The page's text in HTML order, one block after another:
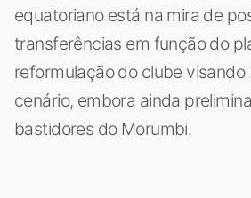
equatoriano está na mira de
transferências em função do
reformulação do clube visando
cenário, embora ainda
bastidores do Morumbi.